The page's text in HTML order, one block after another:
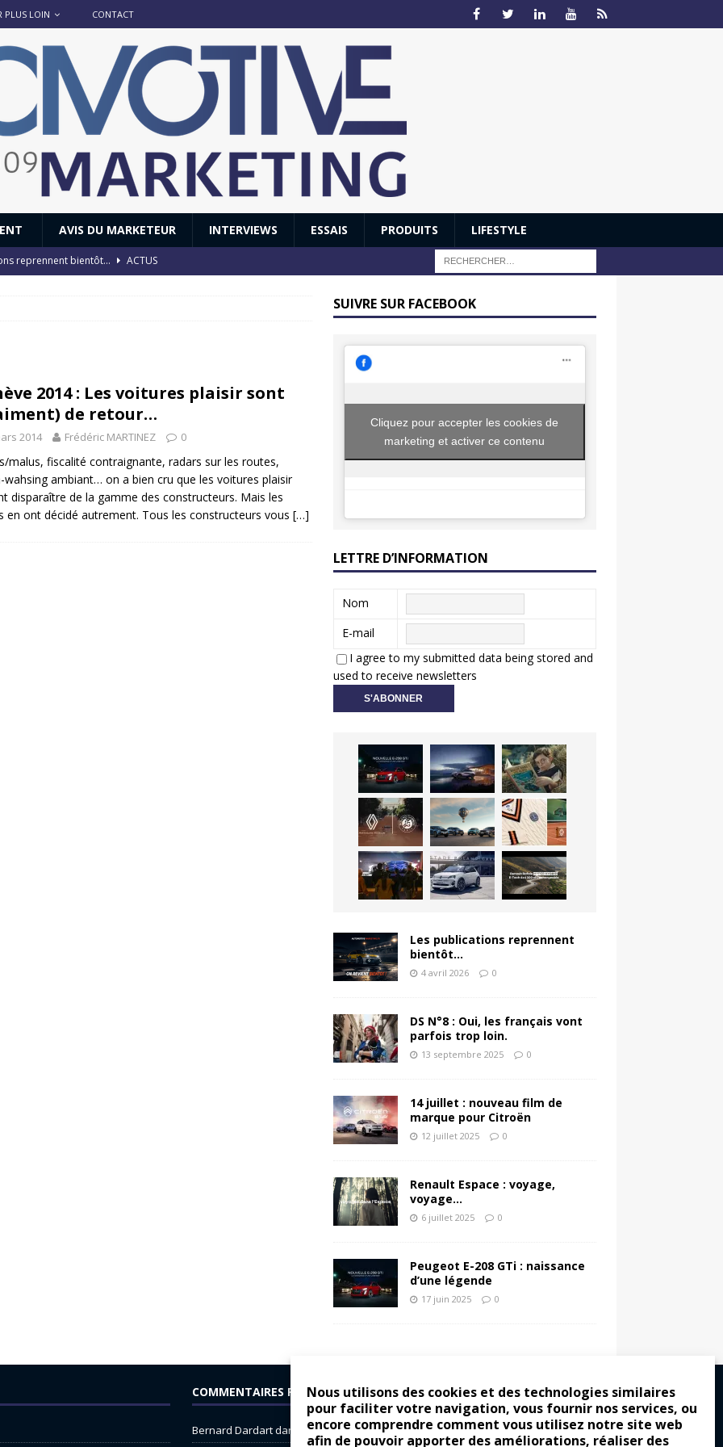
Nous utilisons des cookies et des technologies similaires
pour faciliter votre navigation, vous fournir nos services, ou
encore comprendre comment vous utilisez notre site web
afin de pouvoir apporter des améliorations, réaliser des
PLUS LOIN CONTACT
AVIS DU MARKETEUR INTERVIEWS ESSAIS PRODUITS LIFESTYLE
reprennent bientôt…
ACTUS
: Honda dévoile un spot publicitaire… confiné! ACTUS
2014 : Les voitures plaisir sont
de retour…
2014 Frédéric MARTINEZ 0
malus, fiscalité contraignante, radars sur les routes,
wahsing ambiant… on a bien cru que les voitures plaisir
disparaître de la gamme des constructeurs. Mais les
en ont décidé autrement. Tous les constructeurs vous […]
SUIVRE SUR FACEBOOK
Cliquez pour accepter les cookies de
marketing et activer ce contenu
LETTRE D’INFORMATION
Nom
E-mail
I agree to my submitted data being stored and
used to receive newsletters
Les publications reprennent
bientôt…
4 avril 2026 0
DS N°8 : Oui, les français vont
parfois trop loin.
13 septembre 2025 0
14 juillet : nouveau film de
marque pour Citroën
12 juillet 2025 0
Renault Espace : voyage,
voyage…
6 juillet 2025 0
Peugeot E-208 GTi : naissance
d’une légende
17 juin 2025 0
COMMENTAIRES RÉCENTS
Bernard Dardartdans Dacia Sandero : pour les gens vrais